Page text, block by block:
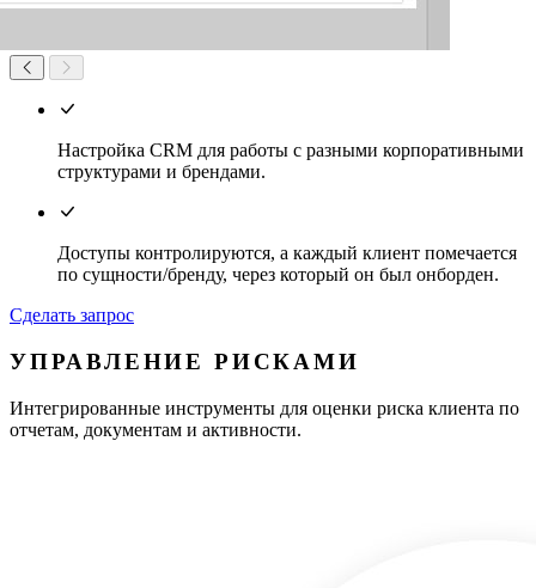
Настройка CRM для работы с разными корпоративными
структурами и брендами.
Доступы контролируются, а каждый клиент помечается
по сущности/бренду, через который он был онборден.
Сделать запрос
УПРАВЛЕНИЕ РИСКАМИ
Интегрированные инструменты для оценки риска клиента по
отчетам, документам и активности.